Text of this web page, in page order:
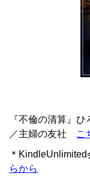
『不倫の清算』
／主婦の友社
こ
＊
らから